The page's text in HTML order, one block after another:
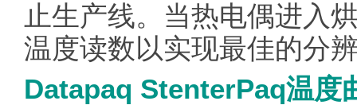
止生产线。当热电偶进入
温度读数以实现最佳的分
Datapaq StenterPaq温度